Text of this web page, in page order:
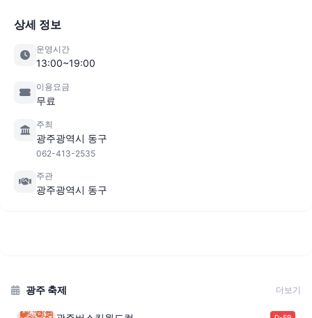
상세 정보
운영시간
13:00~19:00
이용요금
무료
주최
광주광역시 동구
062-413-2535
주관
광주광역시 동구
광주 축제 더보기